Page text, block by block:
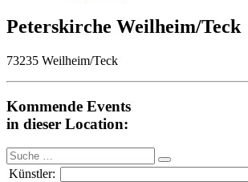
Peterskirche Weilheim/Teck
73235 Weilheim/Teck
Kommende Events
in dieser Location:
Suche
nach:
Künstler: